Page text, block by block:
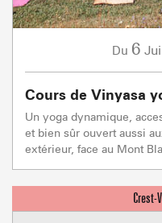
Du 6
Cours de Vinyasa
Un yoga dynamique,
et bien sûr ouvert aussi
extérieur, face au Mont